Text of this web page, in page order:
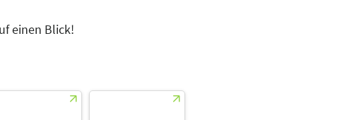
einen Blick!